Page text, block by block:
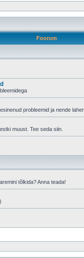
Foorum
probleemid ja nende
muust. Tee seda siin.
tõlkida? Anna teada!